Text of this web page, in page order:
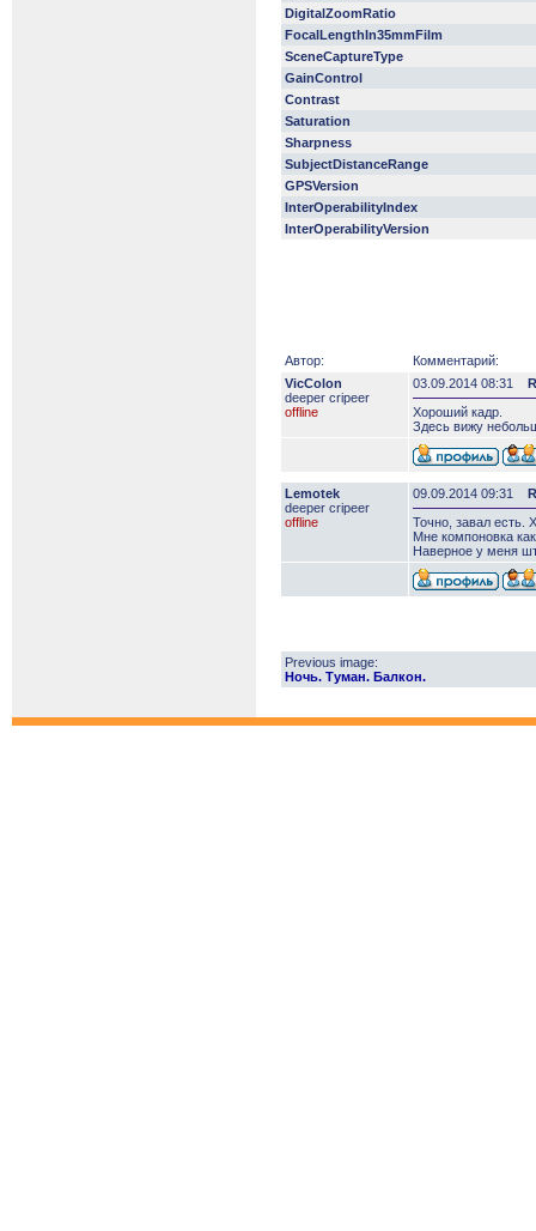
DigitalZoomRatio
FocalLengthIn35mmFilm
SceneCaptureType
GainControl
Contrast
Saturation
Sharpness
SubjectDistanceRange
GPSVersion
InterOperabilityIndex
InterOperabilityVersion
Автор:
Комментарий:
VicColon
deeper сripeer
offline
03.09.2014 08:31
Хороший кадр.
Здесь вижу
Lemotek
deeper сripeer
offline
09.09.2014 09:31
Точно, завал есть.
Мне компоновка
Наверное у меня
Previous image:
Ночь. Туман. Балкон.